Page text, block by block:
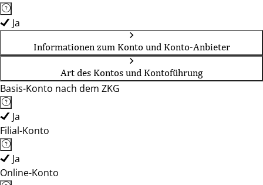
Ja
Informationen zum Konto und Konto-Anbieter
Art des Kontos und Kontoführung
Basis-Konto nach dem ZKG
Ja
Filial-Konto
Ja
Online-Konto